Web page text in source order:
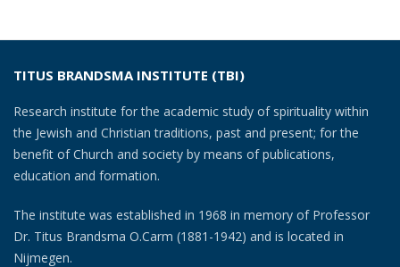
TITUS BRANDSMA INSTITUTE (TBI)
Research institute for the academic study of spirituality within
the Jewish and Christian traditions, past and present; for the
benefit of Church and society by means of publications,
education and formation.
The institute was established in 1968 in memory of Professor
Dr. Titus Brandsma O.Carm (1881-1942) and is located in
Nijmegen.